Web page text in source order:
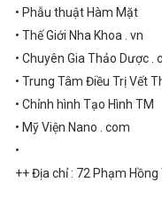
• Phẫu thuật Hàm Mặt
• Thế Giới Nha Khoa . vn
• Chuyên Gia Thảo Dược .
• Trung Tâm Điều Trị Vết
• Chỉnh hình Tạo Hình TM
• Mỹ Viện Nano . com
•
++ Địa chỉ : 72 Phạm